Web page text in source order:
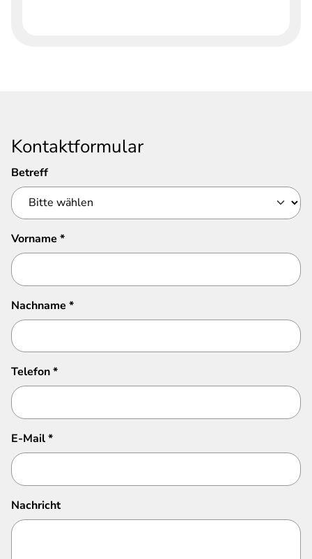
Kontaktformular
Betreff
Vorname *
Nachname *
Telefon*
E-Mail*
Nachricht